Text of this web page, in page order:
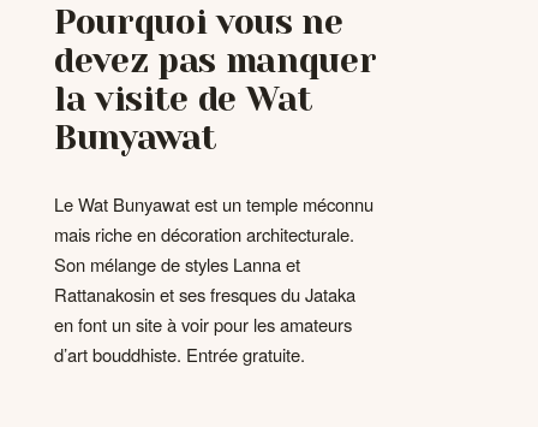
Pourquoi vous ne
devez pas manquer
la visite de Wat
Bunyawat
Le Wat Bunyawat est un temple méconnu
mais riche en décoration architecturale.
Son mélange de styles Lanna et
Rattanakosin et ses fresques du Jataka
en font un site à voir pour les amateurs
d’art bouddhiste. Entrée gratuite.